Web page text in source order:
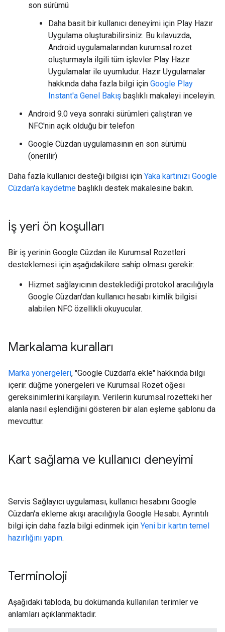
son sürümü
Daha basit bir kullanıcı deneyimi için Play Hazır
Uygulama oluşturabilirsiniz. Bu kılavuzda,
Android uygulamalarından kurumsal rozet
oluşturmayla ilgili tüm işlevler Play Hazır
Uygulamalar ile uyumludur. Hazır Uygulamalar
hakkında daha fazla bilgi için Google Play
Instant'a Genel Bakış başlıklı makaleyi inceleyin.
Android 9.0 veya sonraki sürümleri çalıştıran ve
NFC'nin açık olduğu bir telefon
Google Cüzdan uygulamasının en son sürümü
(önerilir)
Daha fazla kullanıcı desteği bilgisi için Yaka kartınızı Google
Cüzdan'a kaydetme başlıklı destek makalesine bakın.
İş yeri ön koşulları
Bir iş yerinin Google Cüzdan ile Kurumsal Rozetleri
desteklemesi için aşağıdakilere sahip olması gerekir:
Hizmet sağlayıcının desteklediği protokol aracılığıyla
Google Cüzdan'dan kullanıcı hesabı kimlik bilgisi
alabilen NFC özellikli okuyucular.
Markalama kuralları
Marka yönergeleri, "Google Cüzdan'a ekle" hakkında bilgi
içerir. düğme yönergeleri ve Kurumsal Rozet öğesi
gereksinimlerini karşılayın. Verilerin kurumsal rozetteki her
alanla nasıl eşlendiğini gösteren bir alan eşleme şablonu da
mevcuttur.
Kart sağlama ve kullanıcı deneyimi
Servis Sağlayıcı uygulaması, kullanıcı hesabını Google
Cüzdan'a ekleme akışı aracılığıyla Google Hesabı. Ayrıntılı
bilgi için daha fazla bilgi edinmek için Yeni bir kartın temel
hazırlığını yapın.
Terminoloji
Aşağıdaki tabloda, bu dokümanda kullanılan terimler ve
anlamları açıklanmaktadır.